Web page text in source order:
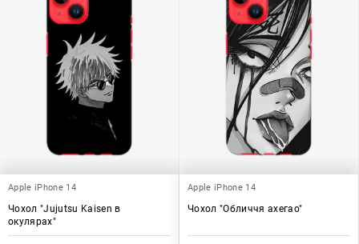
Apple iPhone 14
Чохол "Jujutsu Kaisen в
окулярах"
Apple iPhone 14
Чохол "Обличчя ахегао"